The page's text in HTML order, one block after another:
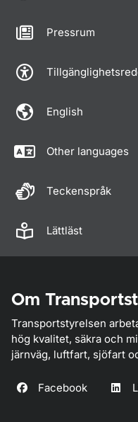
Pressrum
English
Other languages
Teckenspråk
Lättläst
Om
Transportstyrelsen
hög kvalitet, säkra och
järnväg, luftfart, sjöfart
Facebook